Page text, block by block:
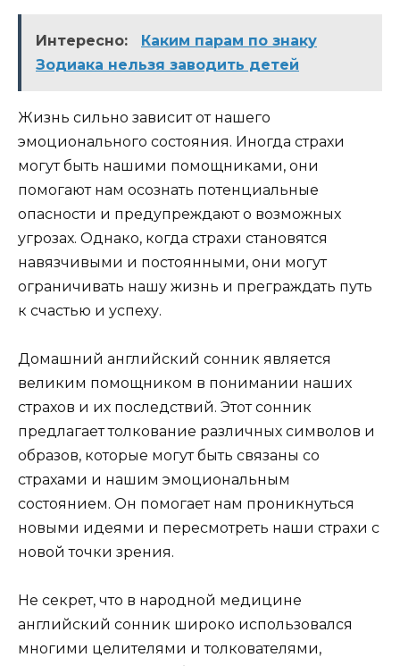
Интересно:
Каким парам по знаку
Зодиака нельзя заводить детей
Жизнь сильно зависит от нашего
эмоционального состояния. Иногда страхи
могут быть нашими помощниками, они
помогают нам осознать потенциальные
опасности и предупреждают о возможных
угрозах. Однако, когда страхи становятся
навязчивыми и постоянными, они могут
ограничивать нашу жизнь и преграждать путь
к счастью и успеху.
Домашний английский сонник является
великим помощником в понимании наших
страхов и их последствий. Этот сонник
предлагает толкование различных символов и
образов, которые могут быть связаны со
страхами и нашим эмоциональным
состоянием. Он помогает нам проникнуться
новыми идеями и пересмотреть наши страхи с
новой точки зрения.
Не секрет, что в народной медицине
английский сонник широко использовался
многими целителями и толкователями,